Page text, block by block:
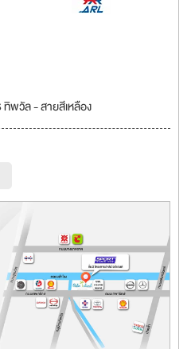
ทิพวัล - สายสีเหลือง